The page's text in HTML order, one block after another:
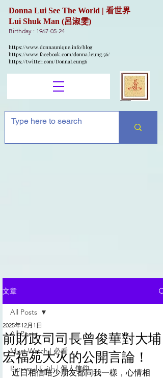
Donna Lui See The World | 看世界
Lui Shuk Man (呂淑雯)
Birthday : 1967-05-24
https://www.donnaunique.info/blog
https://www.facebook.com/donna.leung.56/
https://twitter.com/DonnaLeung6
文章
All Posts
Must Watch | 必看
Personal Faith | 個人信仰
All Posts
前財政司司長曾俊華對大埔
宏福苑大火的公開言論！
2025年12月1日
近日相信唔少朋友都同我一樣，心情相